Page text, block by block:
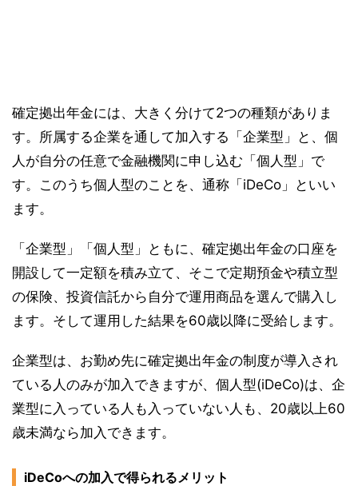
確定拠出年金には、大きく分けて2つの種類がありま
す。所属する企業を通して加入する「企業型」と、個
人が自分の任意で金融機関に申し込む「個人型」で
す。このうち個人型のことを、通称「iDeCo」といい
ます。
「企業型」「個人型」ともに、確定拠出年金の口座を
開設して一定額を積み立て、そこで定期預金や積立型
の保険、投資信託から自分で運用商品を選んで購入し
ます。そして運用した結果を60歳以降に受給します。
企業型は、お勤め先に確定拠出年金の制度が導入され
ている人のみが加入できますが、個人型(iDeCo)は、企
業型に入っている人も入っていない人も、20歳以上60
歳未満なら加入できます。
iDeCoへの加入で得られるメリット